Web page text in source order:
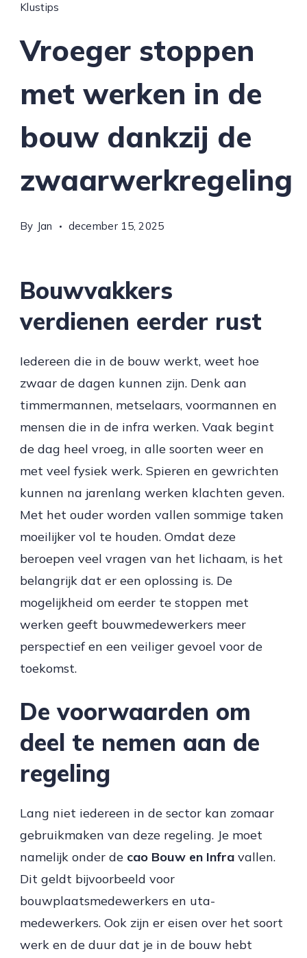
Klustips
Vroeger stoppen
met werken in de
bouw dankzij de
zwaarwerkregeling
By Jan december 15, 2025
Bouwvakkers
verdienen eerder rust
Iedereen die in de bouw werkt, weet hoe
zwaar de dagen kunnen zijn. Denk aan
timmermannen, metselaars, voormannen en
mensen die in de infra werken. Vaak begint
de dag heel vroeg, in alle soorten weer en
met veel fysiek werk. Spieren en gewrichten
kunnen na jarenlang werken klachten geven.
Met het ouder worden vallen sommige taken
moeilijker vol te houden. Omdat deze
beroepen veel vragen van het lichaam, is het
belangrijk dat er een oplossing is. De
mogelijkheid om eerder te stoppen met
werken geeft bouwmedewerkers meer
perspectief en een veiliger gevoel voor de
toekomst.
De voorwaarden om
deel te nemen aan de
regeling
Lang niet iedereen in de sector kan zomaar
gebruikmaken van deze regeling. Je moet
namelijk onder de cao Bouw en Infra vallen.
Dit geldt bijvoorbeeld voor
bouwplaatsmedewerkers en uta-
medewerkers. Ook zijn er eisen over het soort
werk en de duur dat je in de bouw hebt